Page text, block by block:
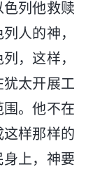
列他救赎
人的神，
，这样，
太开展工
。他不在
样那样的
上，神要